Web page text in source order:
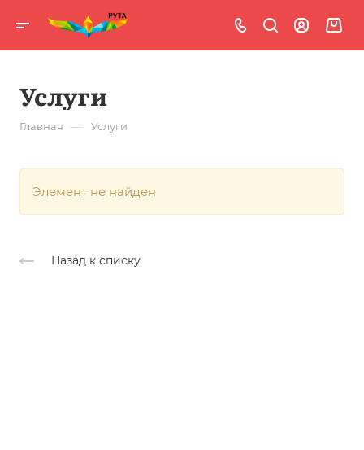
Услуги
Главная — Услуги
Элемент не найден
Назад к списку